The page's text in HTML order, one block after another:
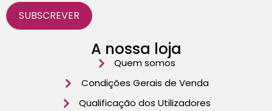
A nossa loja
Quem somos
Condições Gerais de Venda
Qualificação dos Utilizadores